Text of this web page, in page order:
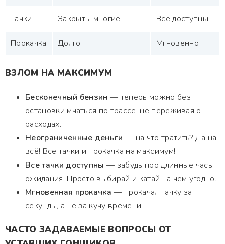
Тачки Закрыты многие Все доступны
Прокачка Долго Мгновенно
ВЗЛОМ НА МАКСИМУМ
Бесконечный бензин — теперь можно без
остановки мчаться по трассе, не переживая о
расходах.
Неограниченные деньги — на что тратить? Да на
всё! Все тачки и прокачка на максимум!
Все тачки доступны — забудь про длинные часы
ожидания! Просто выбирай и катай на чём угодно.
Мгновенная прокачка — прокачал тачку за
секунды, а не за кучу времени.
ЧАСТО ЗАДАВАЕМЫЕ ВОПРОСЫ ОТ